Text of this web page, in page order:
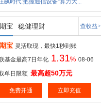
飙时代:把握通信设备“算力大...
宝 稳健理财 查收益>
宝 灵活取现，最快1秒到账
基金最高7日年化 1.31% 08-06
单日限额 最高超50万元
免费开通 立即充值